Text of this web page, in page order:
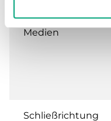
Medien
Schließrichtung